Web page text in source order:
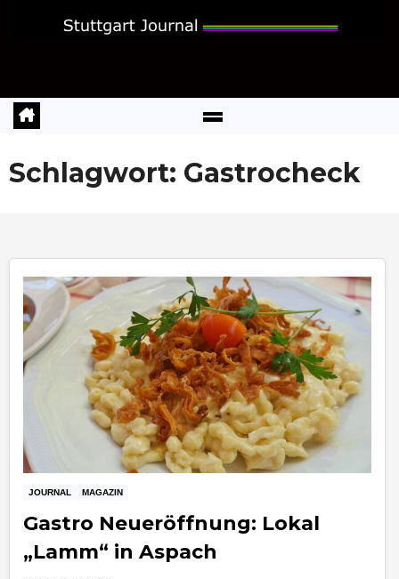
Schlagwort: Gastrocheck
JOURNAL MAGAZIN
Gastro Neueröffnung: Lokal
„Lamm“ in Aspach